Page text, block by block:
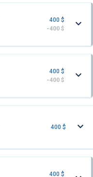
400 $
-400 $
400 $
-400 $
400 $
400 $